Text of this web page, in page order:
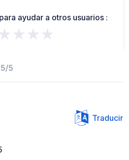
ayudar a otros usuarios :
5
Traducir